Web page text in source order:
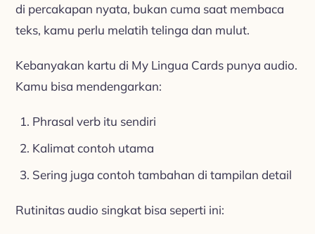
di percakapan nyata, bukan cuma saat membaca
teks, kamu perlu melatih telinga dan mulut.
Kebanyakan kartu di My Lingua Cards punya audio.
Kamu bisa mendengarkan:
Phrasal verb itu sendiri
Kalimat contoh utama
Sering juga contoh tambahan di tampilan detail
Rutinitas audio singkat bisa seperti ini: